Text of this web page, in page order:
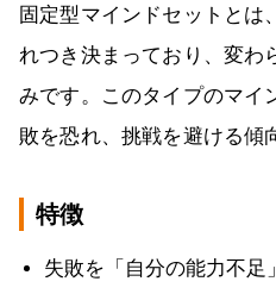
固定型マインドセットとは
れつき決まっており、変わ
みです。このタイプのマイ
敗を恐れ、挑戦を避ける傾
特徴
失敗を「自分の能力不足